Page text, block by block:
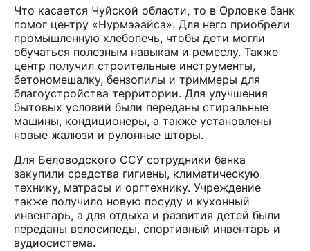
Что касается Чуйской области, то в Орловке банк
помог центру «Нурмээайса». Для него приобрели
промышленную хлебопечь, чтобы дети могли
обучаться полезным навыкам и ремеслу. Также
центр получил строительные инструменты,
бетономешалку, бензопилы и триммеры для
благоустройства территории. Для улучшения
бытовых условий были переданы стиральные
машины, кондиционеры, а также установлены
новые жалюзи и рулонные шторы.
Для Беловодского ССУ сотрудники банка
закупили средства гигиены, климатическую
технику, матрасы и оргтехнику. Учреждение
также получило новую посуду и кухонный
инвентарь, а для отдыха и развития детей были
переданы велосипеды, спортивный инвентарь и
аудиосистема.